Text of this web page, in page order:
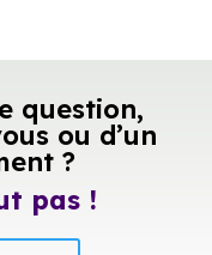
question,
ou d’un
?
pas !